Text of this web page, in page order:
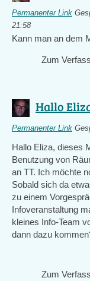
Permanenter Link
21:58
Kann man an dem
Zum
Hallo
Permanenter Link
Hallo Eliza, dieses
Benutzung von
an TT. Ich möchte
Sobald sich da
zu einem
Infoveranstaltung
kleines Info-Team
dann dazu
Zum